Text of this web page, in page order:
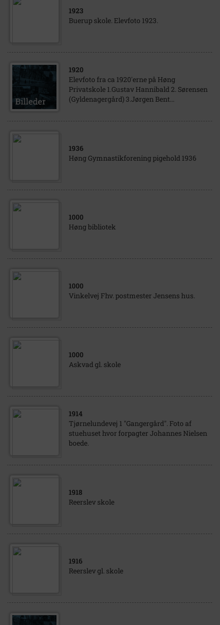
1923
Buerup skole. Elevfoto 1923.
1920
Elevfoto fra ca 1920'erne på Høng
Privatskole 1.Gustav Hannibald 2. Sørensen
(Gyldenagergård) 3.Jørgen Bent...
1936
Høng Gymnastikforening pigehold 1936
1000
Høng bibliotek
1000
Vinkelvej Fhv. postmester Jensens hus.
1000
Askvad gl. skole
1914
Tjørnelundevej 1 "Gangergård". Foto af
stuehuset hvor forpagter Johannes Nielsen
boede.
1918
Reerslev skole
1916
Reerslev gl. skole